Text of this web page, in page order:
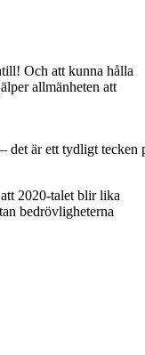
Och att kunna hålla
allmänheten att
det är ett tydligt tecken
2020-talet blir lika
bedrövligheterna